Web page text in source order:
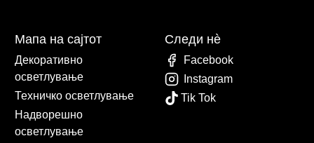
Мапа на сајтот
Декоративно
осветлување
Техничко осветлување
Надворешно
осветлување
Следи нè
Facebook
Instagram
Tik Tok